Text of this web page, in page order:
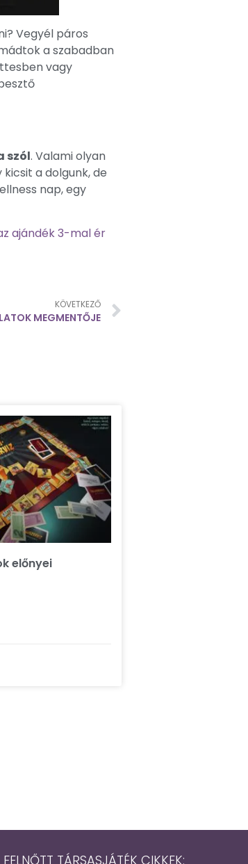
Vegyél páros
a szabadban
vagy
szól. Valami olyan
a dolgunk, de
nap, egy
ajándék 3-mal ér
KÖVETKEZŐ
MEGMENTŐJE
előnyei
FELNŐTT TÁRSASJÁTÉK CIKKEK: